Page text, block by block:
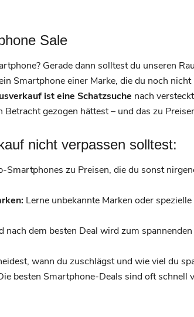
Sale
Gerade dann solltest du unseren
Smartphone einer Marke, die du noch
ist eine Schatzsuche nach
gezogen hättest – und das zu
nicht verpassen solltest:
Smartphones zu Preisen, die du sonst
Lerne unbekannte Marken oder
nach dem besten Deal wird zum
wann du zuschlägst und wie viel du
besten Smartphone-Deals sind oft schnell